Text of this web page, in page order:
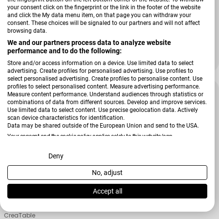
your consent click on the fingerprint or the link in the footer of the website
and click the My data menu item, on that page you can withdraw your
consent. These choices will be signaled to our partners and will not affect
browsing data.
We and our partners process data to analyze website
performance and to do the following:
Store and/or access information on a device. Use limited data to select
advertising. Create profiles for personalised advertising. Use profiles to
select personalised advertising. Create profiles to personalise content. Use
profiles to select personalised content. Measure advertising performance.
Measure content performance. Understand audiences through statistics or
combinations of data from different sources. Develop and improve services.
Use limited data to select content. Use precise geolocation data. Actively
scan device characteristics for identification.
Data may be shared outside of the European Union and send to the USA.
Your consent and the cookie policy applies solely to this website/app.
View Partner List (2 IAB Vendors)
We use your data for the following purposes:
IAB processing purposes:
Deny
No, adjust
Accept all
Schüssel Nature Collection
Verkäufer:
CreaTable
Verkaufspreis
21,99 €
Regulärer Preis
28,99 €
-37 %
Verkäufer:
CreaTable